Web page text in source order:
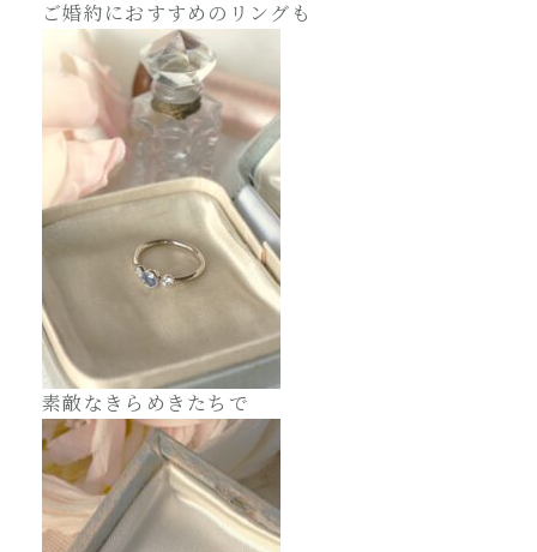
ご婚約におすすめのリングも
素敵なきらめきたちで